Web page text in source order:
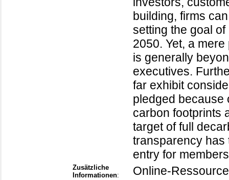
building, firms
setting the goal
2050. Yet, a
is generally
executives.
far exhibit
pledged because
carbon footprints
target of full
transparency has
entry for
Zusätzliche
Informationen: Online-Ressource